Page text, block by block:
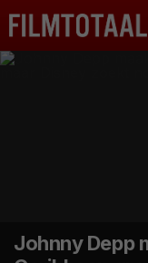
Johnny Depp